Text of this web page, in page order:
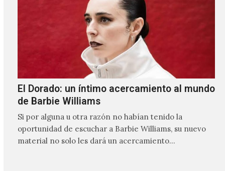
El Dorado: un íntimo acercamiento al mundo
de Barbie Williams
Si por alguna u otra razón no habían tenido la
oportunidad de escuchar a Barbie Williams, su nuevo
material no solo les dará un acercamiento…